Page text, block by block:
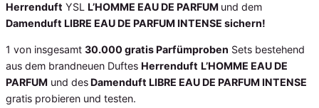
Herrenduft YSL L’HOMME EAU DE PARFUM und dem
Damenduft LIBRE EAU DE PARFUM INTENSE sichern!
1 von insgesamt 30.000 gratis Parfümproben Sets bestehend
aus dem brandneuen Duftes Herrenduft L’HOMME EAU DE
PARFUM und desDamenduft LIBRE EAU DE PARFUM INTENSE
gratis probieren und testen.